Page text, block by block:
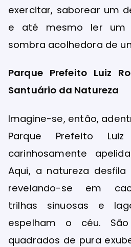
exercitar, saborear um
e até mesmo ler um
sombra acolhedora de
Parque Prefeito Luiz
Santuário da Natureza
Imagine-se, então,
Parque Prefeito
carinhosamente
Aqui, a natureza
revelando-se em
trilhas sinuosas e
espelham o céu.
quadrados de pura